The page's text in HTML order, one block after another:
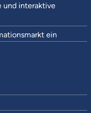
und interaktive
ein